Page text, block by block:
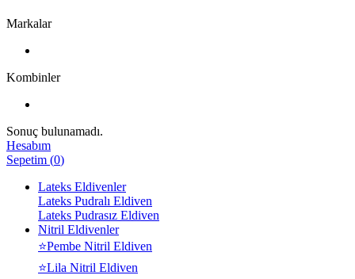
Markalar
Kombinler
Sonuç bulunamadı.
Hesabım
Sepetim (0)
Lateks Eldivenler
Lateks Pudralı Eldiven
Lateks Pudrasız Eldiven
Nitril Eldivenler
⭐Pembe Nitril Eldiven
⭐Lila Nitril Eldiven